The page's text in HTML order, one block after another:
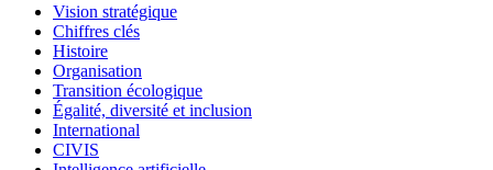
Vision stratégique
Chiffres clés
Histoire
Organisation
Transition écologique
Égalité, diversité et inclusion
International
CIVIS